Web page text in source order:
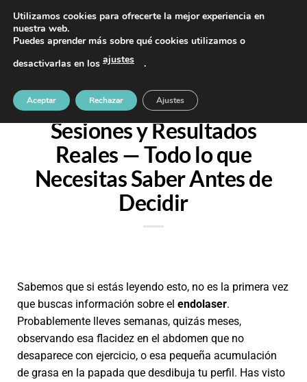
PIDE TU CITA AL TELÉFONO 637 42 97 25
Endolaser: Precio,
Sesiones y Resultados
Reales — Todo lo que
Necesitas Saber Antes de
Decidir
Sabemos que si estás leyendo esto, no es la primera vez
que buscas información sobre el endolaser.
Probablemente lleves semanas, quizás meses,
observando esa flacidez en el abdomen que no
desaparece con ejercicio, o esa pequeña acumulación
de grasa en la papada que desdibuja tu perfil. Has visto
Utilizamos cookies para ofrecerte la mejor experiencia en
nuestra web.
Puedes aprender más sobre qué cookies utilizamos o
desactivarlas en los ajustes .
Aceptar Rechazar Ajustes